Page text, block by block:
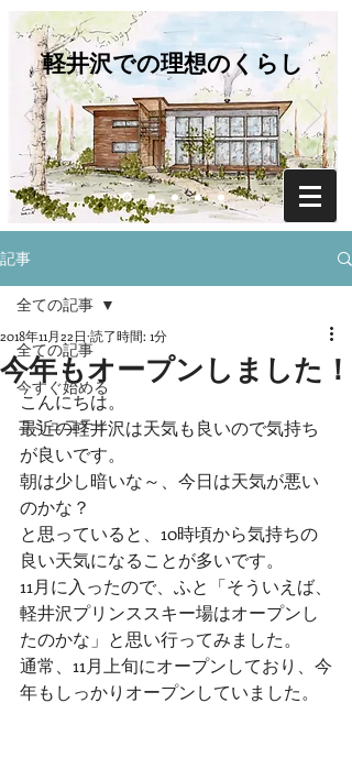
軽井沢での理想のくらし
記事
全ての記事
今すぐ始める
コミュニティ
全ての記事
今年もオープンしました！
2018年11月22日 読了時間: 1分
こんにちは。
最近の軽井沢は天気も良いので気持ち
が良いです。
朝は少し暗いな～、今日は天気が悪い
のかな？
と思っていると、10時頃から気持ちの
良い天気になることが多いです。
11月に入ったので、ふと「そういえば、
軽井沢プリンススキー場はオープンし
たのかな」と思い行ってみました。
通常、11月上旬にオープンしており、今
年もしっかりオープンしていました。